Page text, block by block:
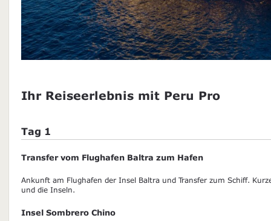
Ihr Reiseerlebnis mit Peru Pro
Tag 1
Transfer vom Flughafen Baltra zum Hafen
Ankunft am Flughafen der Insel Baltra und Transfer zum Schiff.
und die Inseln.
Insel Sombrero Chino